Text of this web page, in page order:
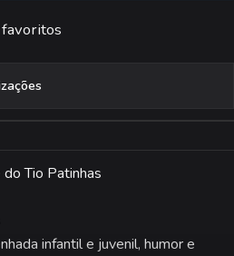
Tio Patinhas
infantil e juvenil, humor e